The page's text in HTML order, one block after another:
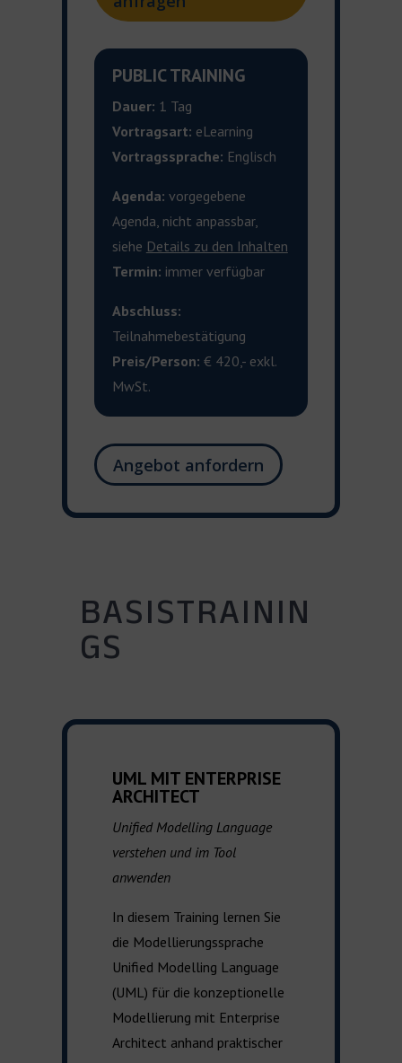
PUBLIC TRAINING
Dauer: 1 Tag
Vortragsart: eLearning
Vortragssprache: Englisch
Agenda: vorgegebene
Agenda, nicht anpassbar,
siehe Details zu den Inhalten
Termin: immer verfügbar
Abschluss:
Teilnahmebestätigung
Preis/Person: € 420,- exkl.
MwSt.
Angebot anfordern
BASISTRAININ
GS
UML MIT ENTERPRISE
ARCHITECT
Unified Modelling Language
verstehen und im Tool
anwenden
In diesem Training lernen Sie
die Modellierungssprache
Unified Modelling Language
(UML) für die konzeptionelle
Modellierung mit Enterprise
Architect anhand praktischer